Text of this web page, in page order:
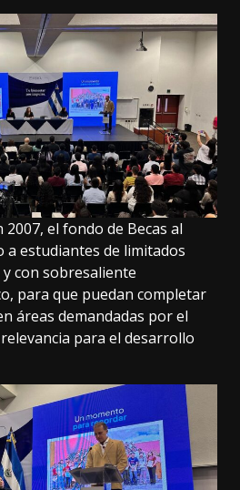
2007, el fondo de Becas al
a estudiantes de limitados
con sobresaliente
para que puedan completar
áreas demandadas por el
para el desarrollo